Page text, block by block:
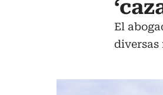
El
diversas